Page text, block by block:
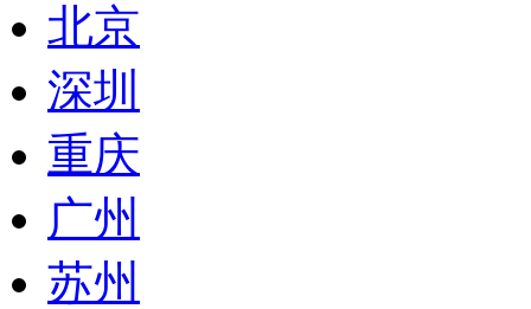
北京
深圳
重庆
广州
苏州